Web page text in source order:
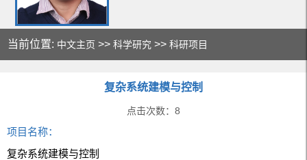
当前位置: 中文主页 >>科学研究 >>科研项目
复杂系统建模与控制
点击次数： 8
项目名称：
复杂系统建模与控制